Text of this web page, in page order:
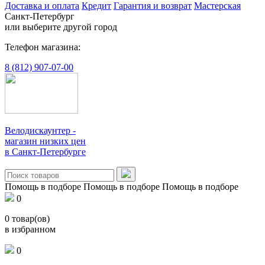
Доставка и оплата Кредит Гарантия и возврат Мастерская
Санкт-Петербург
или выберите другой город
Телефон магазина:
8 (812) 907-07-00
Велодискаунтер -
магазин низких цен
в Санкт-Петербурге
Помощь в подборе Помощь в подборе Помощь в подборе
0
0 товар(ов)
в избранном
0